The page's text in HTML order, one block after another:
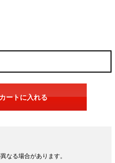
なる場合があります。